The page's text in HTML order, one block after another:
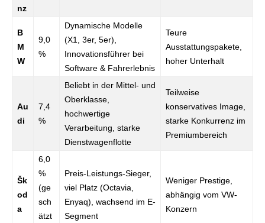
nz
B
M
W
9,0
%
Dynamische Modelle
(X1, 3er, 5er),
Innovationsführer bei
Software & Fahrerlebnis
Teure
Ausstattungspakete,
hoher Unterhalt
Au
di
7,4
%
Beliebt in der Mittel- und
Oberklasse,
hochwertige
Verarbeitung, starke
Dienstwagenflotte
Teilweise
konservatives Image,
starke Konkurrenz im
Premiumbereich
Šk
od
a
6,0
%
(ge
sch
ätzt
Preis-Leistungs-Sieger,
viel Platz (Octavia,
Enyaq), wachsend im E-
Segment
Weniger Prestige,
abhängig vom VW-
Konzern